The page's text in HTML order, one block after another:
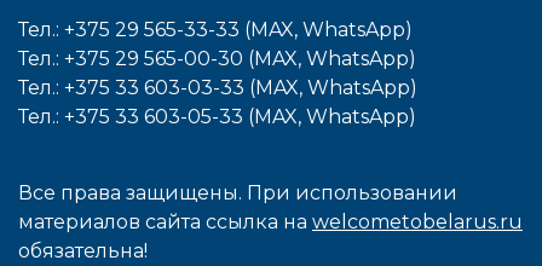
Тел.: +375 29 565-33-33 (MAX, WhatsApp)
Тел.: +375 29 565-00-30 (MAX, WhatsApp)
Тел.: +375 33 603-03-33 (MAX, WhatsApp)
Тел.: +375 33 603-05-33 (MAX, WhatsApp)
Все права защищены. При использовании
материалов сайта ссылка на welcometobelarus.ru
обязательна!